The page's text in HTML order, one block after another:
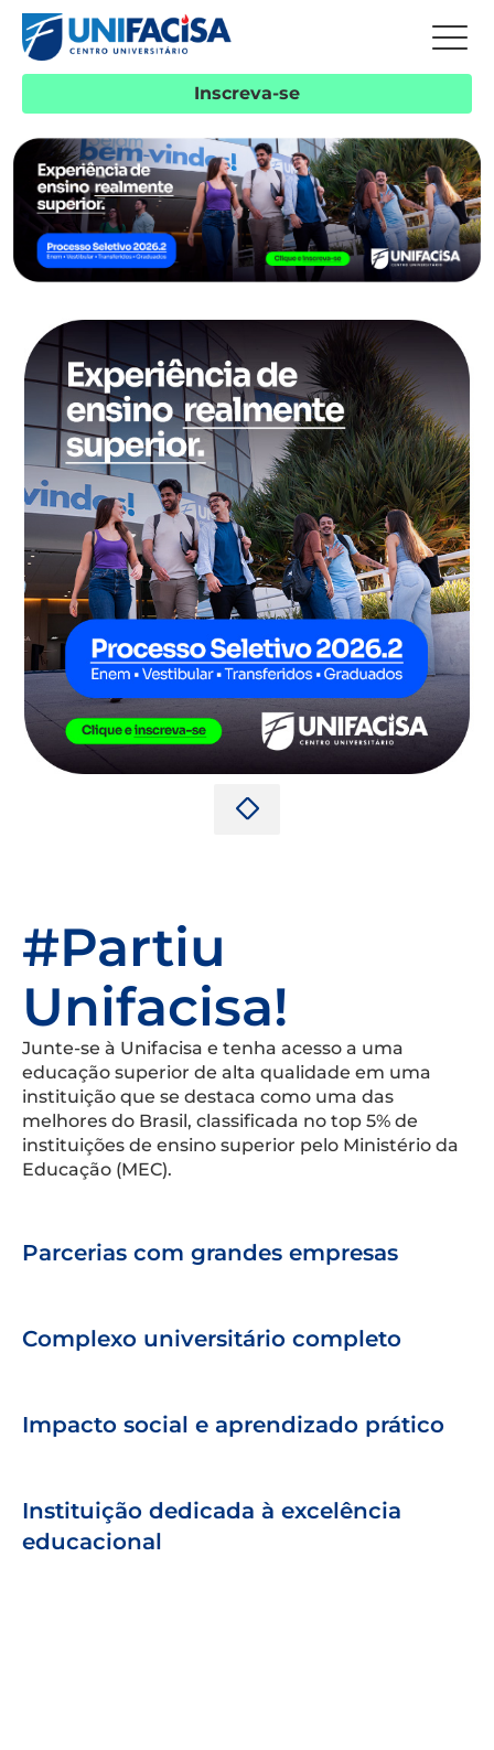
Inscreva-se
#Partiu
Unifacisa!
Junte-se à Unifacisa e tenha acesso a uma
educação superior de alta qualidade em uma
instituição que se destaca como uma das
melhores do Brasil, classificada no top 5% de
instituições de ensino superior pelo Ministério da
Educação (MEC).
Parcerias com grandes empresas
Complexo universitário completo
Impacto social e aprendizado prático
Instituição dedicada à excelência
educacional